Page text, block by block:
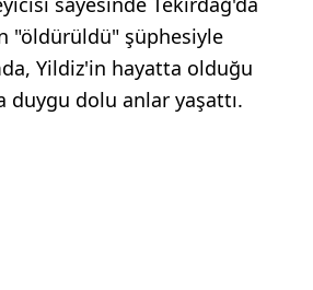
"öldürüldü" şüphesiyle
Yildiz'in hayatta olduğu
duygu dolu anlar yaşattı.